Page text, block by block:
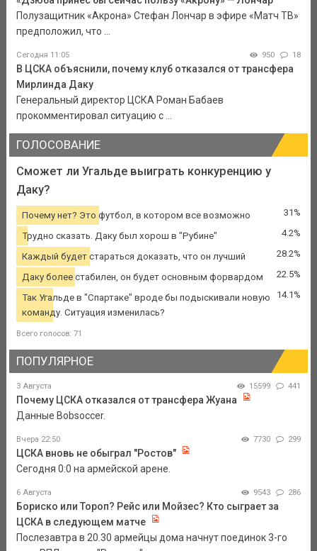
Полузащитник «Акрона» Стефан Лончар в эфире «Матч ТВ»
предположил, что ...
Сегодня 11:05 950 18
В ЦСКА объяснили, почему клуб отказался от трансфера
Мирлинда Даку
Генеральный директор ЦСКА Роман Бабаев
прокомментировал ситуацию с ...
ГОЛОСОВАНИЕ
Сможет ли Угальде выиграть конкуренцию у
Даку?
Почему нет? Это футбол, в котором все возможно 31%
Трудно сказать. Даку был хорош в "Рубине" 4.2%
Каждый будет стараться доказать, что он лучший 28.2%
Даку более стабилен, он будет основным форвардом 22.5%
Так Угальде в "Спартаке" вроде бы подыскивали новую
команду. Ситуация изменилась?
14.1%
Всего голосов: 71
ПОПУЛЯРНОЕ
3 Августа 15599 441
Почему ЦСКА отказался от трансфера Жуана
Данные Bobsoccer.
Вчера 22:50 7730 299
ЦСКА вновь не обыграл "Ростов"
Сегодня 0:0 на армейской арене.
6 Августа 9543 286
Бориско или Тороп? Рейс или Мойзес? Кто сыграет за
ЦСКА в следующем матче
Послезавтра в 20.30 армейцы дома начнут поединок 3-го